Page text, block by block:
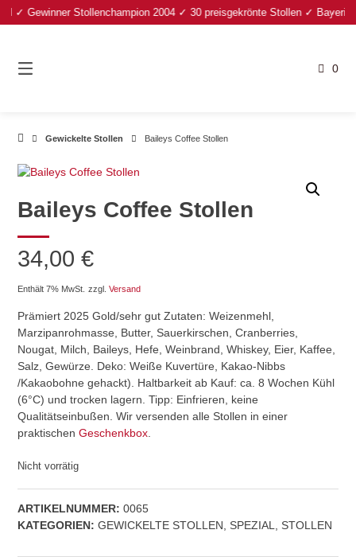
Springe
zum
Gewinner Stollenchampion 2004 ✓ 30 preisgekrönte Stollen ✓
0
Gewickelte Stollen Baileys Coffee Stollen
Baileys Coffee Stollen
34,00€
Enthält 7% MwSt. zzgl.Versand
Prämiert 2025 Gold/sehr gut Zutaten: Weizenmehl,
Marzipanrohmasse, Butter, Sauerkirschen, Cranberries,
Nougat, Milch, Baileys, Hefe, Weinbrand, Whiskey, Eier, Kaffee,
Salz, Gewürze. Deko: Weiße Kuvertüre, Kakao-Nibbs
/Kakaobohne gehackt). Haltbarkeit ab Kauf: ca. 8 Wochen Kühl
(6°C) und trocken lagern. Tipp: Einfrieren, keine
Qualitätseinbußen. Wir versenden alle Stollen in einer
praktischenGeschenkbox
Nicht vorrätig
ARTIKELNUMMER: 0065
KATEGORIEN: GEWICKELTE STOLLEN, SPEZIAL, STOLLEN